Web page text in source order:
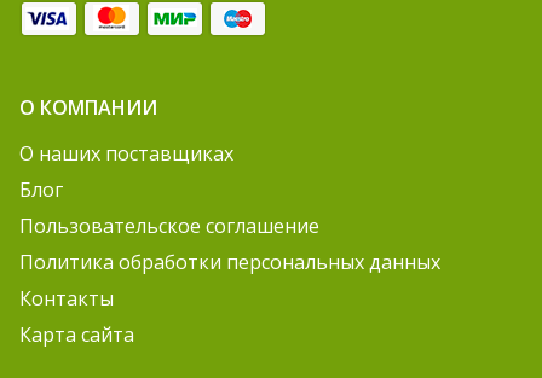
О КОМПАНИИ
О наших поставщиках
Блог
Пользовательское соглашение
Политика обработки персональных данных
Контакты
Карта сайта